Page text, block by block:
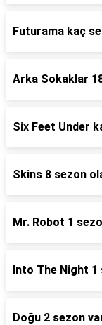
Futurama kaç
Arka Sokaklar
Six Feet Under
Skins 8 sezon
Mr. Robot 1
Into The Night 1
Doğu 2 sezon